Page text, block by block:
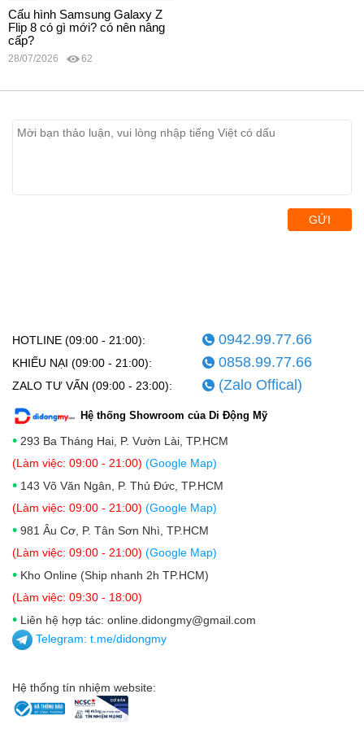
Cấu hình Samsung Galaxy Z
Flip 8 có gì mới? có nên nâng
cấp?
28/07/2026 62
GỬI
HOTLINE (09:00 - 21:00): 0942.99.77.66
KHIẾU NẠI (09:00 - 21:00): 0858.99.77.66
ZALO TƯ VẤN (09:00 - 23:00): (Zalo Offical)
Hệ thống Showroom của Di Động Mỹ
• 293 Ba Tháng Hai, P. Vườn Lài, TP.HCM
(Làm việc: 09:00 - 21:00) (Google Map)
• 143 Võ Văn Ngân, P. Thủ Đức, TP.HCM
(Làm việc: 09:00 - 21:00) (Google Map)
• 981 Âu Cơ, P. Tân Sơn Nhì, TP.HCM
(Làm việc: 09:00 - 21:00) (Google Map)
• Kho Online (Ship nhanh 2h TP.HCM)
(Làm việc: 09:30 - 18:00)
• Liên hệ hợp tác: online.didongmy@gmail.com
Telegram: t.me/didongmy
Hệ thống tín nhiệm website: